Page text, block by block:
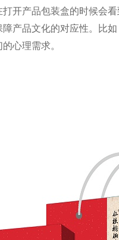
开产品包装盒的时候会
产品文化的对应性。比
心理需求。